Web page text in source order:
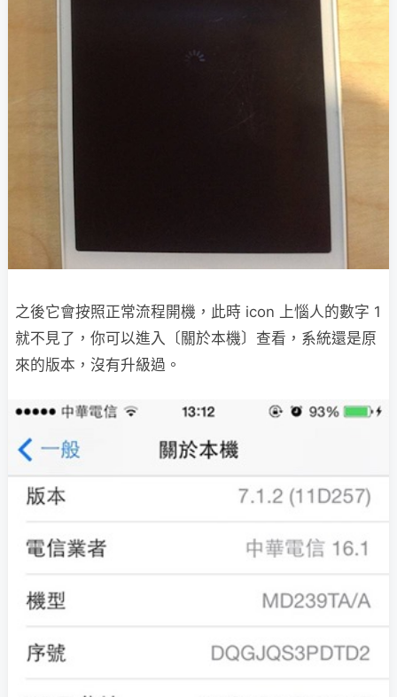
之後它會按照正常流程開機，此時 icon 上惱人的數字 1
就不見了，你可以進入〔關於本機〕查看，系統還是原
來的版本，沒有升級過。